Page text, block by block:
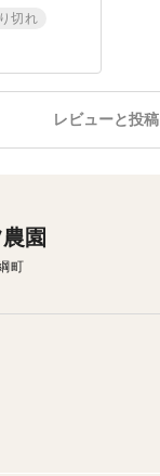
切れ
レビューと投稿
園
町